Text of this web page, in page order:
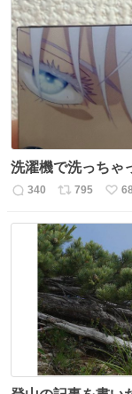
数
ス
ト
数
ね
数
洗濯機で洗っちゃ
返
340
リ
ス
ト
数
795
い
数